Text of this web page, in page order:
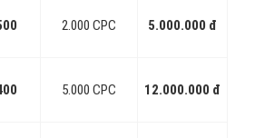
2.000 CPC 5.000.000 đ
5.000 CPC 12.000.000 đ